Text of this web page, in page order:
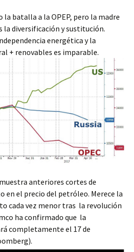
la batalla a la OPEP, pero la madre
la diversificación y sustitución.
energética y la
+ renovables es imparable.
anteriores cortes de
en el precio del petróleo. Merece la
cada vez menor tras la revolución
ha confirmado que la
completamente el 17 de